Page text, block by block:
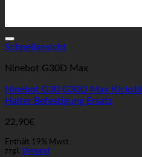
Schnellansicht
Ninebot G30D Max
Ninebot G30 G30D Max
Halter Befestigung Ersatz
22,90€
Enthält 19% Mwst
zzgl. Versand